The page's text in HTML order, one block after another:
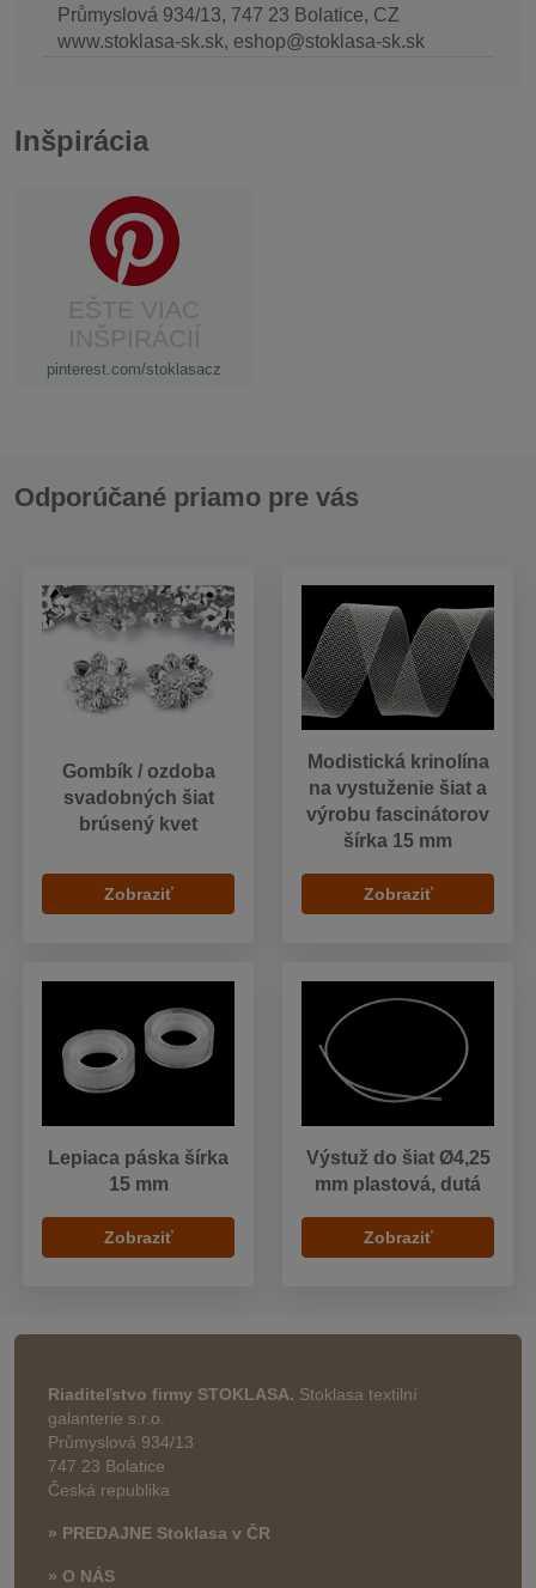
Průmyslová 934/13, 747 23 Bolatice, CZ
www.stoklasa-sk.sk, eshop@stoklasa-sk.sk
Inšpirácia
pinterest.com/stoklasacz
Odporúčané priamo pre vás
Gombík / ozdoba
svadobných šiat
brúsený kvet
Zobraziť
Modistická krinolína
na vystuženie šiat a
výrobu fascinátorov
šírka 15 mm
Zobraziť
Lepiaca páska šírka
15 mm
Zobraziť
Výstuž do šiat Ø4,25
mm plastová, dutá
Zobraziť
Riaditeľstvo firmy STOKLASA. Stoklasa textilní
galanterie s.r.o.
Průmyslová 934/13
747 23 Bolatice
Česká republika
» PREDAJNE Stoklasa v ČR
» O NÁS